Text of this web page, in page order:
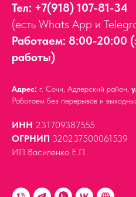
Тел: +7(918) 107-81-34
(есть Whats App и
Работаем: 8:00-20:00
работы)
Адрес: г. Сочи, Адлерский район,
Работаем без перерывов и
ИНН 231709387555
ОГРНИП 320237500061539
ИП Василенко Е.П.